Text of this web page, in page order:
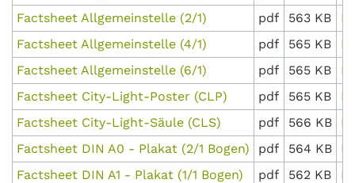
Factsheet Allgemeinstelle (2/1)
pdf 563 KB
Factsheet Allgemeinstelle (4/1)
pdf 565 KB
Factsheet Allgemeinstelle (6/1)
pdf 565 KB
Factsheet City-Light-Poster (CLP)
pdf 565 KB
Factsheet City-Light-Säule (CLS)
pdf 566 KB
Factsheet DIN A0 - Plakat (2/1 Bogen)
pdf 564 KB
Factsheet DIN A1 - Plakat (1/1 Bogen)
pdf 562 KB